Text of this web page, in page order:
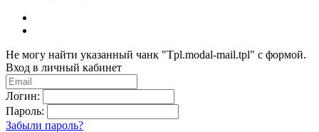
Не могу найти указанный чанк "Tpl.modal-mail.tpl" с формой.
Вход в личный кабинет
Логин:
Пароль:
Забыли пароль?